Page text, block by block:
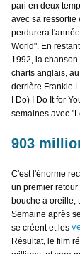
pari en deux
avec sa ressortie
perdurera
World". En
1992, la
charts anglais,
derrière Frankie
I Do) I Do It for
semaines avec
903
C'est l'énorme
un premier
bouche à oreille,
Semaine après
se créent et les
Résultat, le film